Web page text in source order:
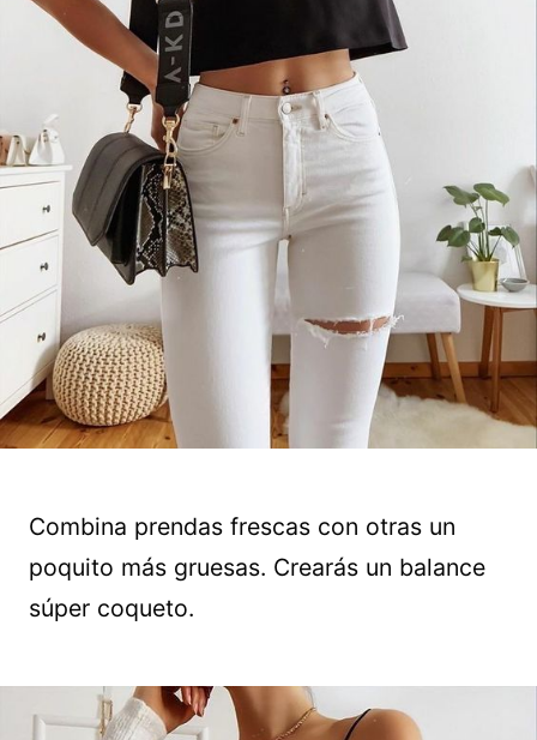
Combina prendas frescas con otras un
poquito más gruesas. Crearás un balance
súper coqueto.